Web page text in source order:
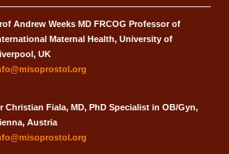
Andrew Weeks MD FRCOG Professor of
Maternal Health, University of
UK
Christian Fiala, MD, PhD Specialist in OB/Gyn,
Austria